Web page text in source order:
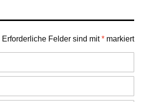
Erforderliche Felder sind mit* markiert